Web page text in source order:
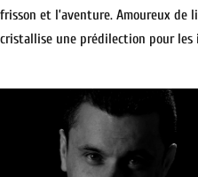
frisson et l’aventure. Amoureux
cristallise une prédilection pour les